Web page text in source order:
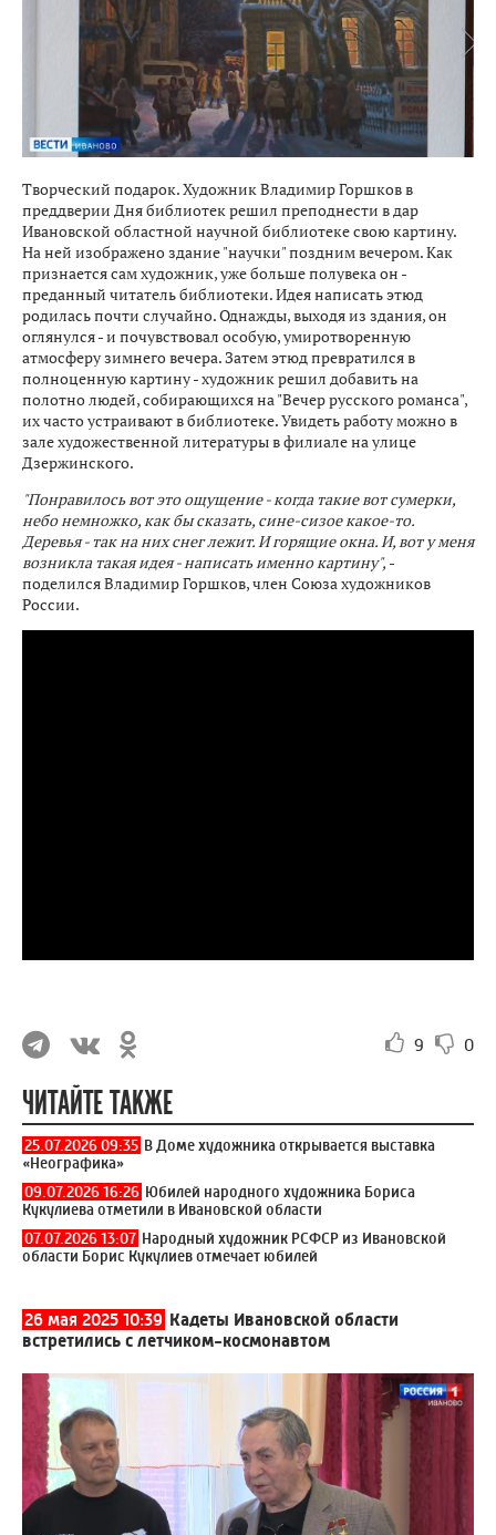
Творческий подарок. Художник Владимир Горшков в
преддверии Дня библиотек решил преподнести в дар
Ивановской областной научной библиотеке свою картину.
На ней изображено здание "научки" поздним вечером. Как
признается сам художник, уже больше полувека он -
преданный читатель библиотеки. Идея написать этюд
родилась почти случайно. Однажды, выходя из здания, он
оглянулся - и почувствовал особую, умиротворенную
атмосферу зимнего вечера. Затем этюд превратился в
полноценную картину - художник решил добавить на
полотно людей, собирающихся на "Вечер русского романса",
их часто устраивают в библиотеке. Увидеть работу можно в
зале художественной литературы в филиале на улице
Дзержинского.
"Понравилось вот это ощущение - когда такие вот сумерки,
небо немножко, как бы сказать, сине-сизое какое-то.
Деревья - так на них снег лежит. И горящие окна. И, вот у меня
возникла такая идея - написать именно картину", -
поделился Владимир Горшков, член Союза художников
России.
9 0
ЧИТАЙТЕ ТАКЖЕ
25.07.2026 09:35 В Доме художника открывается выставка
«Неографика»
09.07.2026 16:26 Юбилей народного художника Бориса
Кукулиева отметили в Ивановской области
07.07.2026 13:07 Народный художник РСФСР из Ивановской
области Борис Кукулиев отмечает юбилей
26 мая 2025 10:39 Кадеты Ивановской области
встретились с летчиком-космонавтом